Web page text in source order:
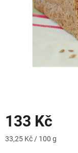
133 Kč
Měrná
33,25 Kč / 100 g